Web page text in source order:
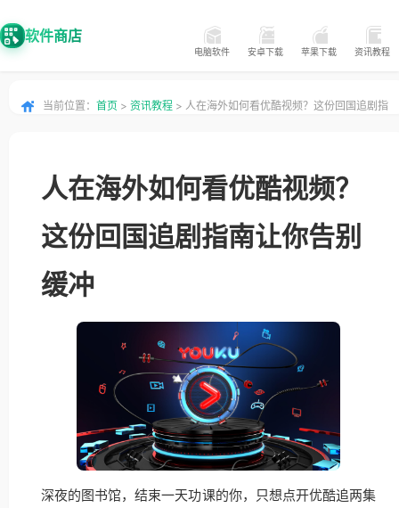
软件商店
电脑软件 安卓下载 苹果下载 资讯教程
当前位置： 首页 > 资讯教程 > 人在海外如何看优酷视频？这份回国追剧指
人在海外如何看优酷视频？
这份回国追剧指南让你告别
缓冲
深夜的图书馆，结束一天功课的你，只想点开优酷追两集